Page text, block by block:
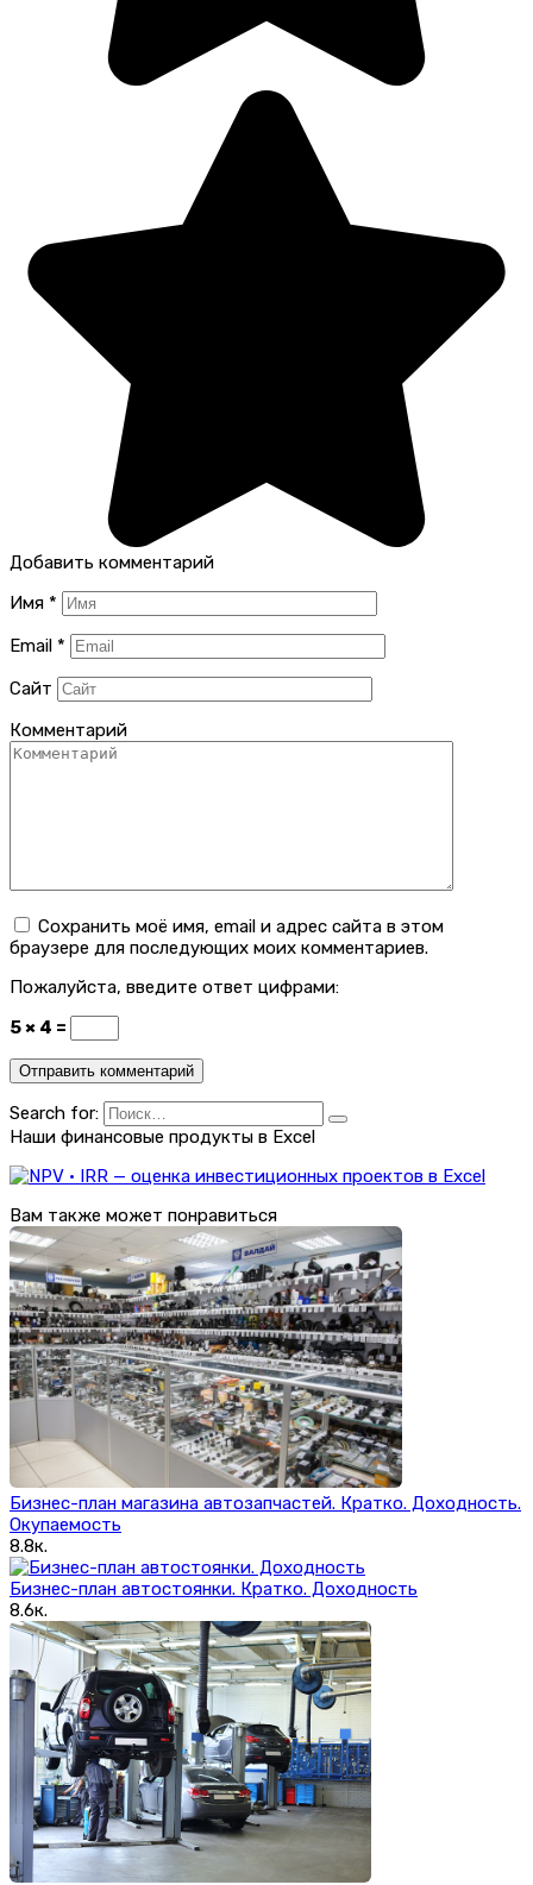
Добавить комментарий
Имя *
Email *
Сайт
Комментарий
Сохранить моё имя, email и адрес сайта в этом
браузере для последующих моих комментариев.
Пожалуйста, введите ответ цифрами:
5 × 4 =
Search for:
Наши финансовые продукты в Excel
Вам также может понравиться
Бизнес-план магазина автозапчастей. Кратко. Доходность.
Окупаемость
8.8к.
Бизнес-план автостоянки. Кратко. Доходность
8.6к.